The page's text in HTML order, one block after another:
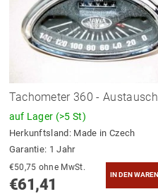
Tachometer 360 - Austausch
auf Lager (>5 St)
Herkunftsland: Made in Czech
Garantie: 1 Jahr
€50,75 ohne MwSt.
€61,41